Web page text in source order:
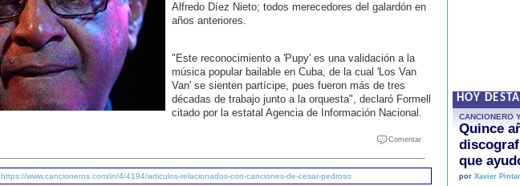
Alfredo Díez Nieto; todos merecedores del galardón en
años anteriores.
"Este reconocimiento a 'Pupy' es una validación a la
música popular bailable en Cuba, de la cual 'Los Van
Van' se sienten partícipe, pues fueron más de tres
décadas de trabajo junto a la orquesta", declaró Formell
citado por la estatal Agencia de Información Nacional.
Comentar
https://www.cancioneros.com/in/4/4194/articulos-relacionados-con-canciones-de-cesar-pedroso
HOY
CANCIONERO
Quince
que
por Xavier